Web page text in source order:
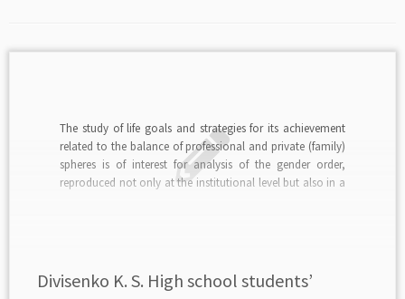
The study of life goals and strategies for its achievement
related to the balance of professional and private (family)
spheres is of interest for analysis of the gender order,
reproduced not only at the institutional level but also in a
Divisenko K. S. High school students’